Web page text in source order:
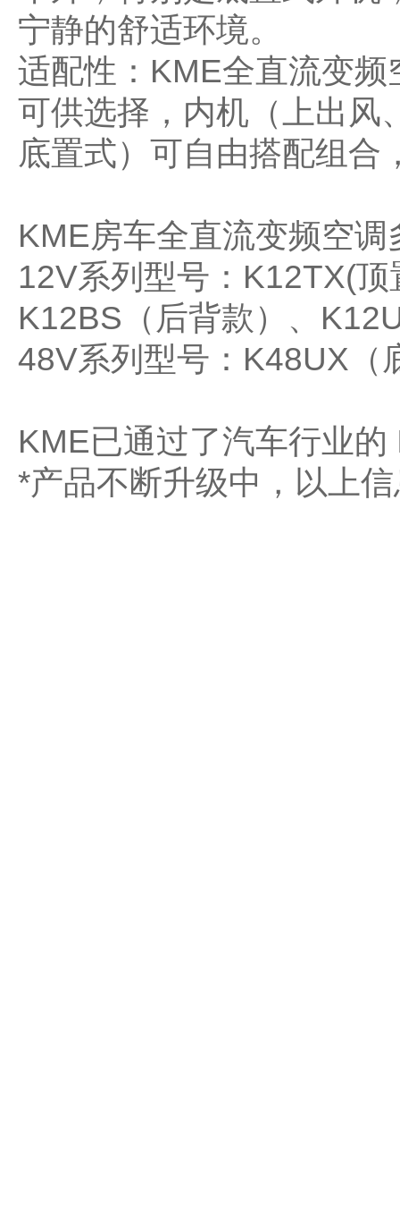
宁静的舒适环境。
适配性：KME全直流变
可供选择，内机（上出风
底置式）可自由搭配组合
KME房车全直流变频空
12V系列型号：K12TX(
K12BS（后背款）、
48V系列型号：K48UX（
KME已通过了汽车行业
*产品不断升级中，以上